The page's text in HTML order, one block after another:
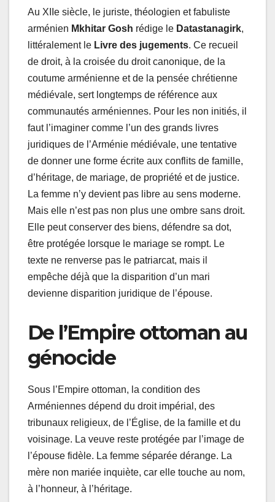
Au XIIe siècle, le juriste, théologien et fabuliste
arménien Mkhitar Gosh rédige le Datastanagirk,
littéralement le Livre des jugements. Ce recueil
de droit, à la croisée du droit canonique, de la
coutume arménienne et de la pensée chrétienne
médiévale, sert longtemps de référence aux
communautés arméniennes. Pour les non initiés, il
faut l’imaginer comme l’un des grands livres
juridiques de l’Arménie médiévale, une tentative
de donner une forme écrite aux conflits de famille,
d’héritage, de mariage, de propriété et de justice.
La femme n’y devient pas libre au sens moderne.
Mais elle n’est pas non plus une ombre sans droit.
Elle peut conserver des biens, défendre sa dot,
être protégée lorsque le mariage se rompt. Le
texte ne renverse pas le patriarcat, mais il
empêche déjà que la disparition d’un mari
devienne disparition juridique de l’épouse.
De l’Empire ottoman au
génocide
Sous l’Empire ottoman, la condition des
Arméniennes dépend du droit impérial, des
tribunaux religieux, de l’Église, de la famille et du
voisinage. La veuve reste protégée par l’image de
l’épouse fidèle. La femme séparée dérange. La
mère non mariée inquiète, car elle touche au nom,
à l’honneur, à l’héritage.